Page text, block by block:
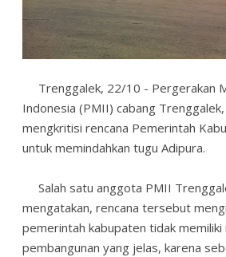
Trenggalek, 22/10 - Pergerakan
Indonesia (PMII) cabang
mengkritisi rencana Pemerintah
untuk memindahkan tugu Adipura.
Salah satu anggota PMII
mengatakan, rencana tersebut
pemerintah kabupaten tidak
pembangunan yang jelas, karena